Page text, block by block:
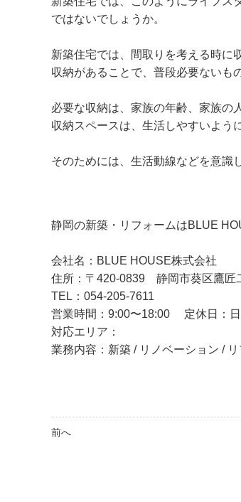
ではないでしょうか。
新築住宅では、間取りを考える時に
収納があることで、普段必要ないも
必要な収納は、家族の年齢、家族の
収納スペースは、生活しやすいよう
そのためには、生活動線などを意識
静岡の新築・リフォームはBLUE
会社名：BLUE HOUSE株式会社
住所：〒420-0839 静岡市葵区鷹
TEL：054-205-7611
営業時間：9:00〜18:00 定休日：日
対応エリア：
業務内容：新築 / リノベーション / リ
前へ